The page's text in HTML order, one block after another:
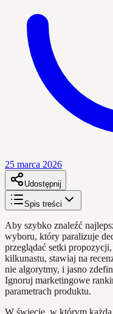
25 marca 2026
Udostępnij
Spis treści
Aby szybko znaleźć
wyboru, który paralizuje
przeglądać setki
kilkunastu, stawiaj na
nie algorytmy, i jasno
Ignoruj marketingowe
parametrach produktu.
W świecie, w którym